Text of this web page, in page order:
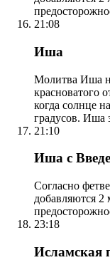
21:08
Иша
Молитва Иша
красноватого
когда солнце
градусов. Иша
21:10
Иша с
Согласно
добавляются 2
23:18
Исламская